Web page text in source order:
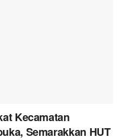
Kecamatan
Semarakkan HUT